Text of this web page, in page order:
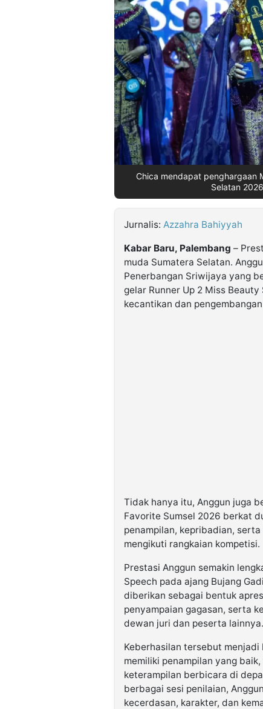
Chica mendapat penghargaan
Selatan
Jurnalis: Azzahra Bahiyyah
Kabar Baru, Palembang –
muda Sumatera Selatan.
Penerbangan Sriwijaya yang
gelar Runner Up 2 Miss
kecantikan dan
Tidak hanya itu, Anggun juga
Favorite Sumsel 2026 berkat
penampilan, kepribadian,
mengikuti rangkaian kompetisi.
Prestasi Anggun semakin
Speech pada ajang Bujang
diberikan sebagai bentuk
penyampaian gagasan, serta
dewan juri dan peserta lainnya.
Keberhasilan tersebut
memiliki penampilan yang
keterampilan berbicara di
berbagai sesi penilaian,
kecerdasan, karakter, dan